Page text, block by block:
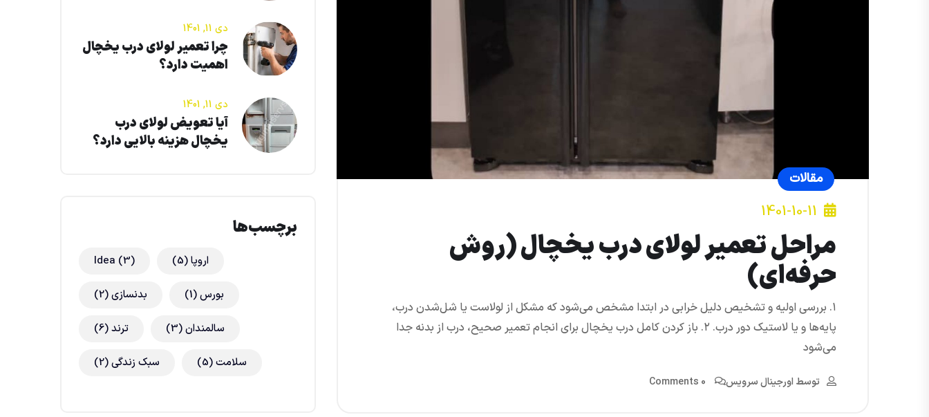
مقالات
1401-10-11
مراحل تعمیر لولای درب یخچال (روش
حرفه‌ای)
۱. بررسی اولیه و تشخیص دلیل خرابی در ابتدا مشخص می‌شود که مشکل از لولاست یا شل‌شدن درب،
پایه‌ها و یا لاستیک دور درب. ۲. باز کردن کامل درب یخچال برای انجام تعمیر صحیح، درب از بدنه جدا
می‌شود
توسط اورجینال سرویس 0 Comments
دی 11, 1401
چرا تعمیر لولای درب یخچال
اهمیت دارد؟
دی 11, 1401
آیا تعویض لولای درب
یخچال هزینه بالایی دارد؟
برچسب‌ها
Idea (3) اروپا(5)
بدنسازی(2) بورس(1)
ترند(6) سالمندان(3)
سبک زندگی(2) سلامت(5)